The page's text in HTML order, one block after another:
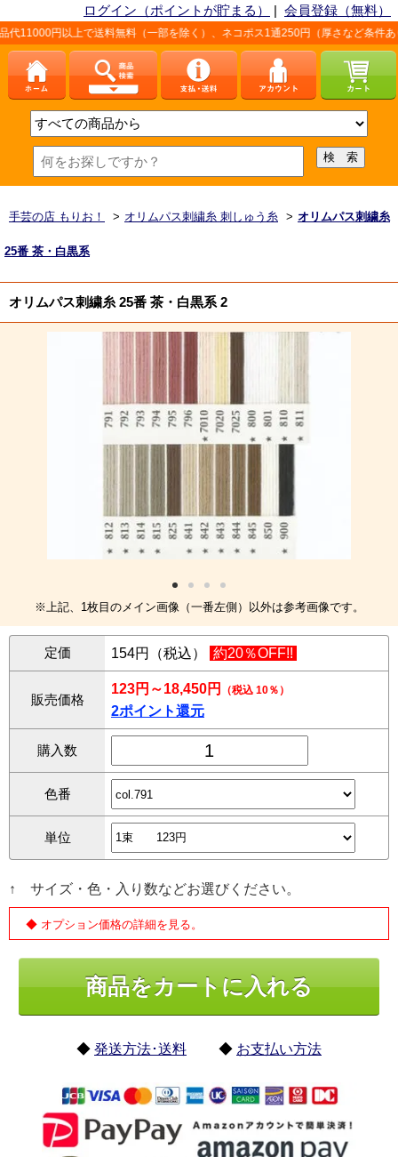
ログイン（ポイントが貯まる） | 会員登録（無料）
料無料（一部を除く）、ネコポス1通250円（厚さなど条件あり）。詳しくは
手芸の店 もりお！ > オリムパス刺繍糸 刺しゅう糸 > オリムパス刺繍糸
25番 茶・白黒系
オリムパス刺繍糸 25番 茶・白黒系 2
※上記、1枚目のメイン画像（一番左側）以外は参考画像です。
定価 154円（税込） 約20％OFF!!
販売価格
123円～18,450円 （税込 10％）
2ポイント還元
購入数
色番
単位
↑ サイズ・色・入り数などお選びください。
◆ オプション価格の詳細を見る。
◆ 発送方法･送料 ◆ お支払い方法